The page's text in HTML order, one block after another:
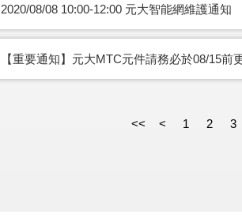
2020/08/08 10:00-12:00 元大智能網維護通知
【重要通知】元大MTC元件請務必於08/15前
<< < 1 2 3